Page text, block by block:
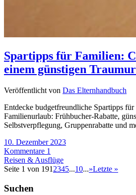
Spartipps für Familien:
einem günstigen
Veröffentlicht von Das Elternhandbuch
Entdecke budgetfreundliche Spartipps für
Familienurlaub: Frühbucher-Rabatte,
Selbstverpflegung, Gruppenrabatte und
10. Dezember 2023
Kommentare 1
Reisen & Ausflüge
Seite 1 von 191 2345...10...»Letzte »
Suchen